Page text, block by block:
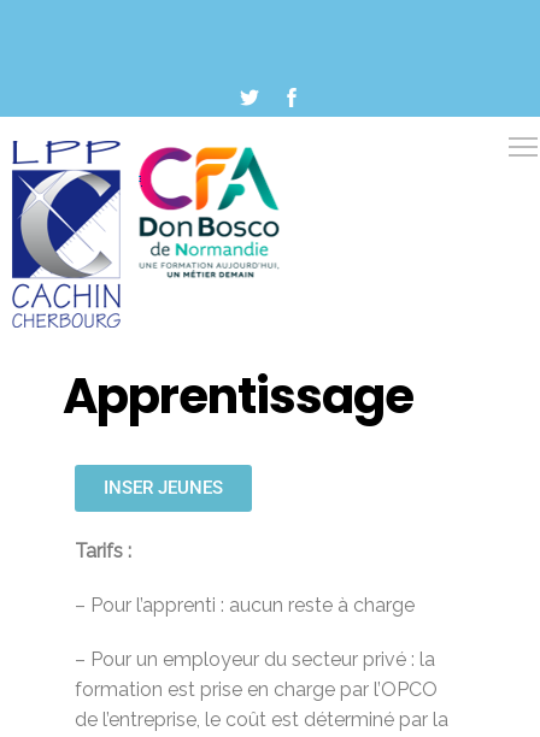
Apprentissage
INSER JEUNES
Tarifs :
– Pour l’apprenti : aucun reste à charge
– Pour un employeur du secteur privé : la
formation est prise en charge par l’OPCO
de l’entreprise, le coût est déterminé par la